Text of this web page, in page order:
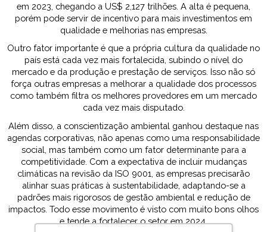
em 2023, chegando a US$ 2,127 trilhões. A alta é pequena,
porém pode servir de incentivo para mais investimentos em
qualidade e melhorias nas empresas.
Outro fator importante é que a própria cultura da qualidade no
país está cada vez mais fortalecida, subindo o nível do
mercado e da produção e prestação de serviços. Isso não só
força outras empresas a melhorar a qualidade dos processos
como também filtra os melhores provedores em um mercado
cada vez mais disputado.
Além disso, a conscientização ambiental ganhou destaque nas
agendas corporativas, não apenas como uma responsabilidade
social, mas também como um fator determinante para a
competitividade. Com a expectativa de incluir mudanças
climáticas na revisão da ISO 9001, as empresas precisarão
alinhar suas práticas à sustentabilidade, adaptando-se a
padrões mais rigorosos de gestão ambiental e redução de
impactos. Todo esse movimento é visto com muito bons olhos
e tende a fortalecer o setor em 2024.